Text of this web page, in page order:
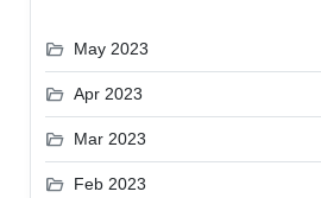
folder_open May 2023
folder_open Apr 2023
folder_open Mar 2023
folder_open Feb 2023